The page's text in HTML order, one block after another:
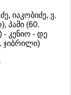
იაკობიძე, ვ.
პამი (60.
- კენიო - დე
ჯიბრილი)